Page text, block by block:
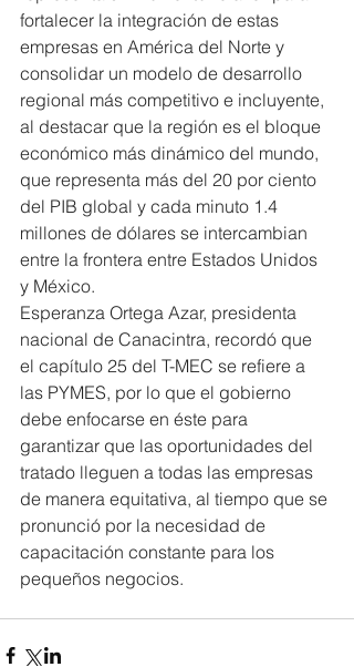
fortalecer la integración de estas
empresas en América del Norte y
consolidar un modelo de desarrollo
regional más competitivo e incluyente,
al destacar que la región es el bloque
económico más dinámico del mundo,
que representa más del 20 por ciento
del PIB global y cada minuto 1.4
millones de dólares se intercambian
entre la frontera entre Estados Unidos
y México.
Esperanza Ortega Azar, presidenta
nacional de Canacintra, recordó que
el capítulo 25 del T-MEC se refiere a
las PYMES, por lo que el gobierno
debe enfocarse en éste para
garantizar que las oportunidades del
tratado lleguen a todas las empresas
de manera equitativa, al tiempo que se
pronunció por la necesidad de
capacitación constante para los
pequeños negocios.